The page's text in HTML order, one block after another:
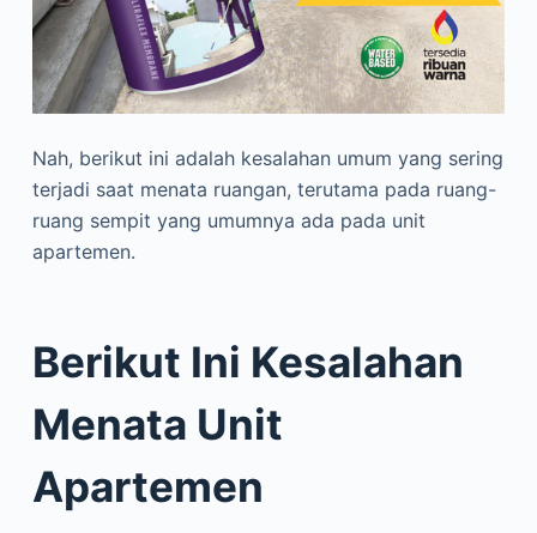
Nah, berikut ini adalah kesalahan umum yang sering
terjadi saat menata ruangan, terutama pada ruang-
ruang sempit yang umumnya ada pada unit
apartemen.
Berikut Ini Kesalahan
Menata Unit
Apartemen